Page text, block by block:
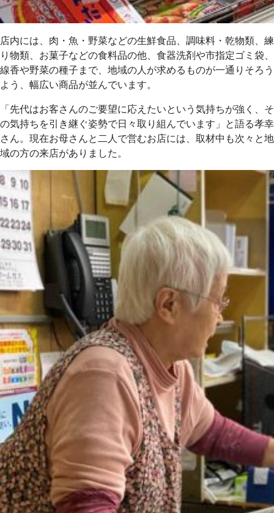
店内には、肉・魚・野菜などの生鮮食品、調味料・乾物類、練
り物類、お菓子などの食料品の他、食器洗剤や市指定ゴミ袋、
線香や野菜の種子まで、地域の人が求めるものが一通りそろう
よう、幅広い商品が並んでいます。
「先代はお客さんのご要望に応えたいという気持ちが強く、そ
の気持ちを引き継ぐ姿勢で日々取り組んでいます」と語る孝幸
さん。現在お母さんと二人で営むお店には、取材中も次々と地
域の方の来店がありました。